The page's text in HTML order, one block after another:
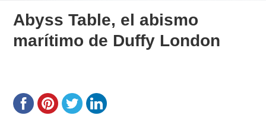
Abyss Table, el abismo
marítimo de Duffy London